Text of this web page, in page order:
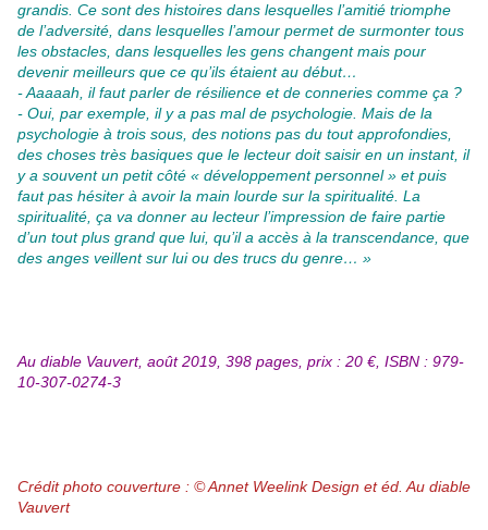
grandis. Ce sont des histoires dans lesquelles l’amitié triomphe
de l’adversité, dans lesquelles l’amour permet de surmonter tous
les obstacles, dans lesquelles les gens changent mais pour
devenir meilleurs que ce qu’ils étaient au début…
- Aaaaah, il faut parler de résilience et de conneries comme ça ?
- Oui, par exemple, il y a pas mal de psychologie. Mais de la
psychologie à trois sous, des notions pas du tout approfondies,
des choses très basiques que le lecteur doit saisir en un instant, il
y a souvent un petit côté « développement personnel » et puis
faut pas hésiter à avoir la main lourde sur la spiritualité. La
spiritualité, ça va donner au lecteur l’impression de faire partie
d’un tout plus grand que lui, qu’il a accès à la transcendance, que
des anges veillent sur lui ou des trucs du genre… »
Au diable Vauvert, août 2019, 398 pages, prix : 20 €, ISBN : 979-
10-307-0274-3
Crédit photo couverture : © Annet Weelink Design et éd. Au diable
Vauvert